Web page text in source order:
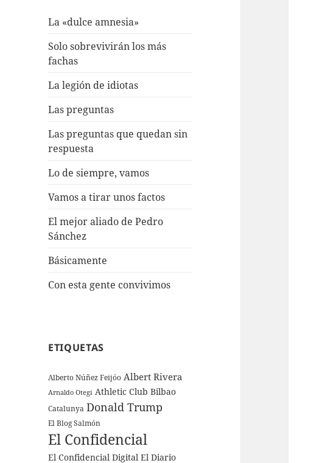
La «dulce amnesia»
Solo sobrevivirán los más
fachas
La legión de idiotas
Las preguntas
Las preguntas que quedan sin
respuesta
Lo de siempre, vamos
Vamos a tirar unos factos
El mejor aliado de Pedro
Sánchez
Básicamente
Con esta gente convivimos
ETIQUETAS
Alberto Núñez Feijóo Albert Rivera
Arnaldo Otegi Athletic Club Bilbao
Catalunya Donald Trump
El Blog Salmón
El Confidencial
El Confidencial Digital El Diario